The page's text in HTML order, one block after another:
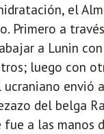
el
Primero a
a Lunin
luego con
envió
del belga
fue a las manos